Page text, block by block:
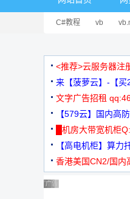
C#教程 vb
<推荐>云服务器
来【菠萝云】-【
文字广告招租
【579云】国内高
元
█机房大带宽机柜
【高电机柜】算力
机
香港美国CN2/国内
广告 商业广告，理性选择
广告 商业广告，理性选择
广告 商业广告，理性选择
广告 商业广告，理性选择
广告 商业广告，理性选择